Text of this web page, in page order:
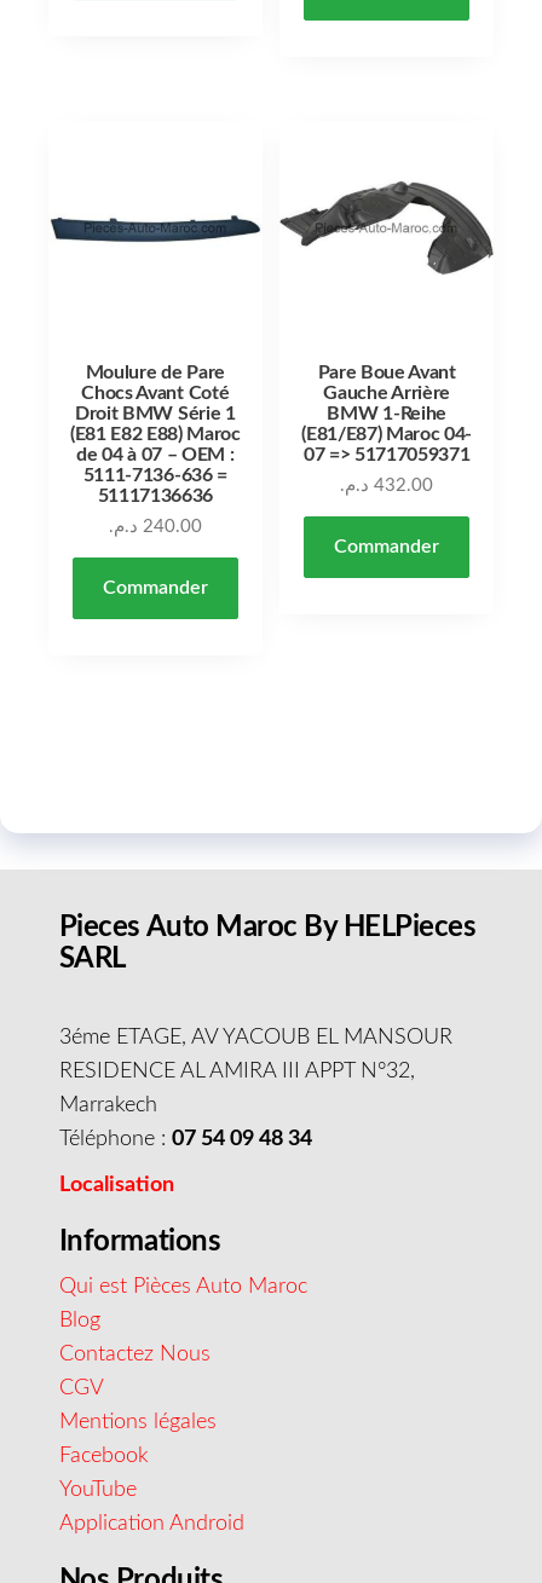
Moulure de Pare
Chocs Avant Coté
Droit BMW Série 1
(E81 E82 E88) Maroc
de 04 à 07 – OEM :
5111-7136-636 =
51117136636
240.00 د.م.
Commander
Pare Boue Avant
Gauche Arrière
BMW 1-Reihe
(E81/E87) Maroc 04-
07 => 51717059371
432.00 د.م.
Commander
Pieces Auto Maroc By HELPieces
SARL
3éme ETAGE, AV YACOUB EL MANSOUR
RESIDENCE AL AMIRA III APPT N°32,
Marrakech
Téléphone : 07 54 09 48 34
Localisation
Informations
Qui est Pièces Auto Maroc
Blog
Contactez Nous
CGV
Mentions légales
Facebook
YouTube
Application Android